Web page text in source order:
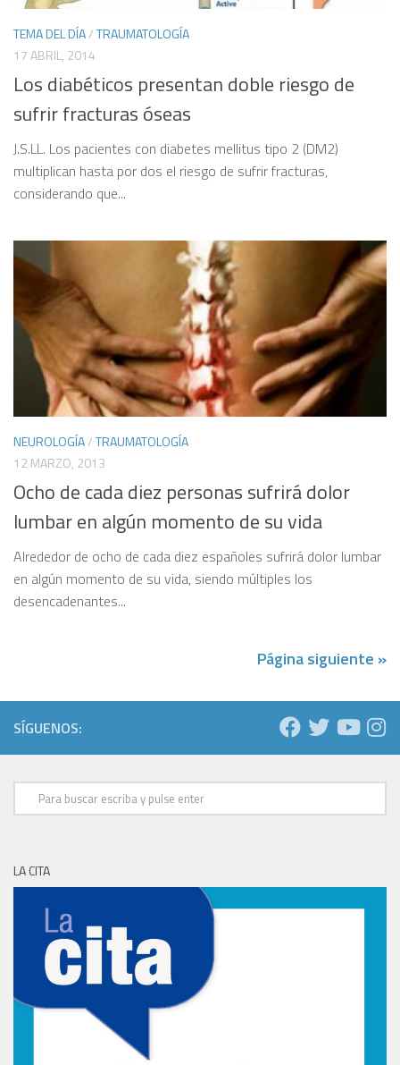
TEMA DEL DÍA/TRAUMATOLOGÍA
17 ABRIL, 2014
Los diabéticos presentan doble riesgo de
sufrir fracturas óseas
J.S.LL. Los pacientes con diabetes mellitus tipo 2 (DM2)
multiplican hasta por dos el riesgo de sufrir fracturas,
considerando que...
NEUROLOGÍA/TRAUMATOLOGÍA
12 MARZO, 2013
Ocho de cada diez personas sufrirá dolor
lumbar en algún momento de su vida
Alrededor de ocho de cada diez españoles sufrirá dolor lumbar
en algún momento de su vida, siendo múltiples los
desencadenantes...
Página siguiente »
SÍGUENOS:
LA CITA